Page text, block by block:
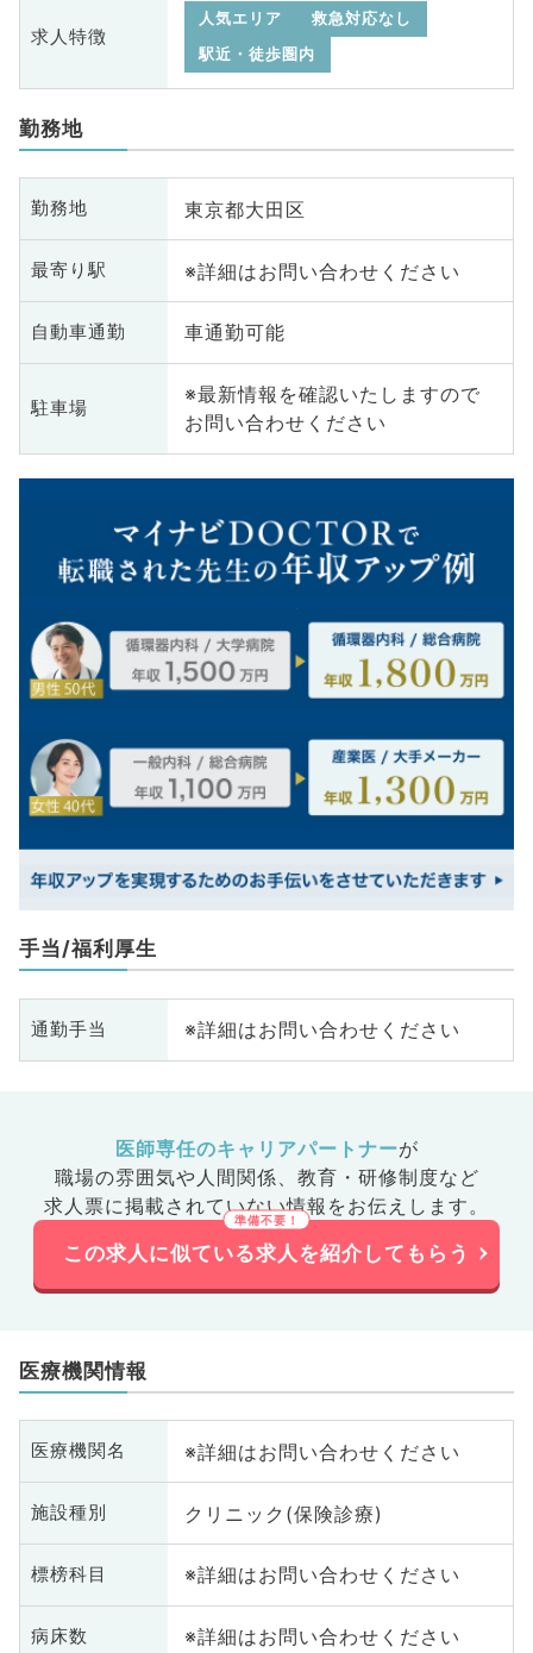
求人特徴
人気エリア
救急対応なし
駅近・徒歩圏内
勤務地
勤務地 東京都大田区
最寄り駅 ※詳細はお問い合わせください
自動車通勤 車通勤可能
駐車場
※最新情報を確認いたしますので
お問い合わせください
手当/福利厚生
通勤手当 ※詳細はお問い合わせください
医師専任のキャリアパートナーが
職場の雰囲気や人間関係、 教育・研修制度など
求人票に掲載されていない情報をお伝えします。
この求人に似ている求人を紹介してもらう
医療機関情報
医療機関名 ※詳細はお問い合わせください
施設種別 クリニック(保険診療)
標榜科目 ※詳細はお問い合わせください
病床数 ※詳細はお問い合わせください